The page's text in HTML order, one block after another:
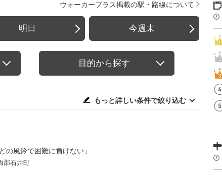
ウォーカープラス掲載の駅・路線について
明日 今週末
目的から探す
もっと詳しい条件で絞り込む
の風鈴で困難に負けない」
郡石井町